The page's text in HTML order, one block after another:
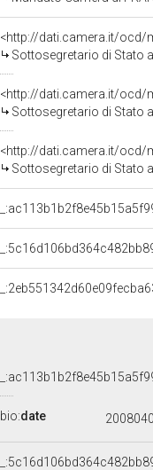
<http://dati.camera.it/ocd/
Sottosegretario di Stato
<http://dati.camera.it/ocd/
Sottosegretario di Stato
<http://dati.camera.it/ocd/
Sottosegretario di Stato
bio:date